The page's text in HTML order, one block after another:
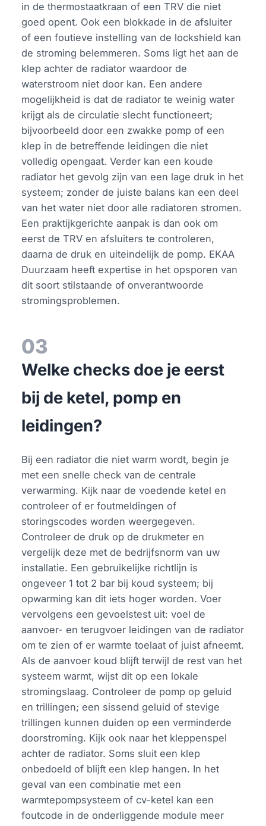
in de thermostaatkraan of een TRV die niet
goed opent. Ook een blokkade in de afsluiter
of een foutieve instelling van de lockshield kan
de stroming belemmeren. Soms ligt het aan de
klep achter de radiator waardoor de
waterstroom niet door kan. Een andere
mogelijkheid is dat de radiator te weinig water
krijgt als de circulatie slecht functioneert;
bijvoorbeeld door een zwakke pomp of een
klep in de betreffende leidingen die niet
volledig opengaat. Verder kan een koude
radiator het gevolg zijn van een lage druk in het
systeem; zonder de juiste balans kan een deel
van het water niet door alle radiatoren stromen.
Een praktijkgerichte aanpak is dan ook om
eerst de TRV en afsluiters te controleren,
daarna de druk en uiteindelijk de pomp. EKAA
Duurzaam heeft expertise in het opsporen van
dit soort stilstaande of onverantwoorde
stromingsproblemen.
03
Welke checks doe je eerst
bij de ketel, pomp en
leidingen?
Bij een radiator die niet warm wordt, begin je
met een snelle check van de centrale
verwarming. Kijk naar de voedende ketel en
controleer of er foutmeldingen of
storingscodes worden weergegeven.
Controleer de druk op de drukmeter en
vergelijk deze met de bedrijfsnorm van uw
installatie. Een gebruikelijke richtlijn is
ongeveer 1 tot 2 bar bij koud systeem; bij
opwarming kan dit iets hoger worden. Voer
vervolgens een gevoelstest uit: voel de
aanvoer- en terugvoer leidingen van de radiator
om te zien of er warmte toelaat of juist afneemt.
Als de aanvoer koud blijft terwijl de rest van het
systeem warmt, wijst dit op een lokale
stromingslaag. Controleer de pomp op geluid
en trillingen; een sissend geluid of stevige
trillingen kunnen duiden op een verminderde
doorstroming. Kijk ook naar het kleppenspel
achter de radiator. Soms sluit een klep
onbedoeld of blijft een klep hangen. In het
geval van een combinatie met een
warmtepompsysteem of cv-ketel kan een
foutcode in de onderliggende module meer